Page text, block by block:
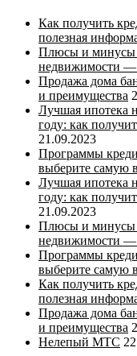
Как получить
полезная
Плюсы и минусы
недвижимости —
Продажа дома
и преимущества
Лучшая ипотека
году: как
21.09.2023
Программы
выберите самую
Лучшая ипотека
году: как
21.09.2023
Плюсы и минусы
недвижимости —
Программы
выберите самую
Как получить
полезная
Продажа дома
и преимущества
Нелепый МТС